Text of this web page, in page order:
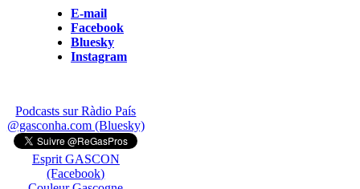
E-mail
Facebook
Bluesky
Instagram
Podcasts sur Ràdio País
@gasconha.com (Bluesky)
Esprit GASCON
(Facebook)